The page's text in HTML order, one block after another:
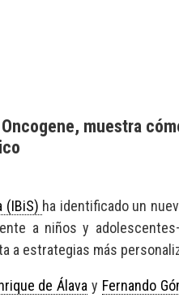
muestra
(IBiS) ha identificado un
a niños y
a estrategias más
de Álava y Fernando